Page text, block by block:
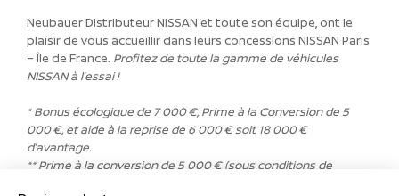
Neubauer Distributeur NISSAN et toute son équipe, ont le
plaisir de vous accueillir dans leurs concessions NISSAN Paris
– Île de France. Profitez de toute la gamme de véhicules
NISSAN à l’essai !
* Bonus écologique de 7 000 €, Prime à la Conversion de 5
000 €, et aide à la reprise de 6 000 € soit 18 000 €
d’avantage.
** Prime à la conversion de 5 000 € (sous conditions de